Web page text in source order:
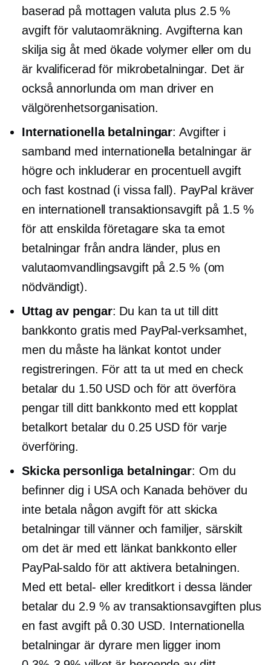
baserad på mottagen valuta plus 2.5 %
avgift för valutaomräkning. Avgifterna kan
skilja sig åt med ökade volymer eller om du
är kvalificerad för mikrobetalningar. Det är
också annorlunda om man driver en
välgörenhetsorganisation.
Internationella betalningar: Avgifter i
samband med internationella betalningar är
högre och inkluderar en procentuell avgift
och fast kostnad (i vissa fall). PayPal kräver
en internationell transaktionsavgift på 1.5 %
för att enskilda företagare ska ta emot
betalningar från andra länder, plus en
valutaomvandlingsavgift på 2.5 % (om
nödvändigt).
Uttag av pengar: Du kan ta ut till ditt
bankkonto gratis med PayPal-verksamhet,
men du måste ha länkat kontot under
registreringen. För att ta ut med en check
betalar du 1.50 USD och för att överföra
pengar till ditt bankkonto med ett kopplat
betalkort betalar du 0.25 USD för varje
överföring.
Skicka personliga betalningar: Om du
befinner dig i USA och Kanada behöver du
inte betala någon avgift för att skicka
betalningar till vänner och familjer, särskilt
om det är med ett länkat bankkonto eller
PayPal-saldo för att aktivera betalningen.
Med ett betal- eller kreditkort i dessa länder
betalar du 2.9 % av transaktionsavgiften plus
en fast avgift på 0.30 USD. Internationella
betalningar är dyrare men ligger inom